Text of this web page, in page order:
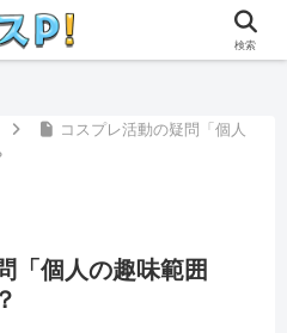
ージはプロモーションが含まれています。
コスプレ活動の疑問「個人
「個人の趣味範囲
検索